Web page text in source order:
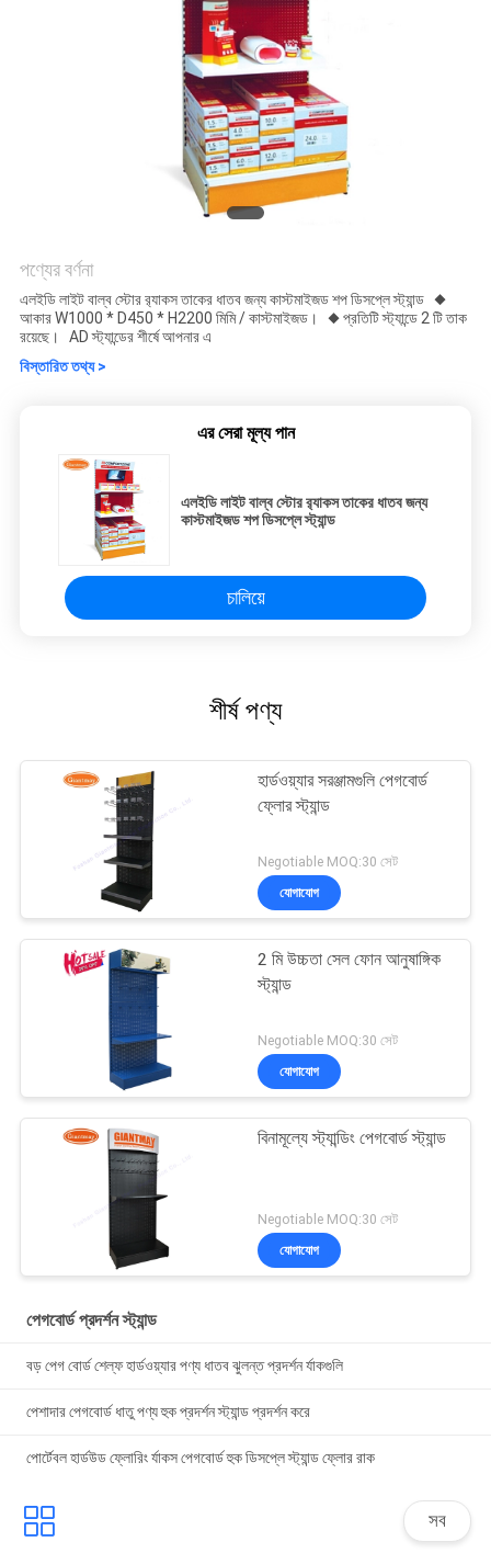
পণ্যের বর্ণনা
এলইডি লাইট বাল্ব স্টোর র‌্যাকস তাকের ধাতব জন্য কাস্টমাইজড শপ ডিসপ্লে স্ট্যান্ড ◆
আকার W1000 * D450 * H2200 মিমি / কাস্টমাইজড। ◆ প্রতিটি স্ট্যান্ডে 2 টি তাক
রয়েছে। AD স্ট্যান্ডের শীর্ষে আপনার এ
বিস্তারিত তথ্য >
এর সেরা মূল্য পান
এলইডি লাইট বাল্ব স্টোর র‌্যাকস তাকের ধাতব জন্য
কাস্টমাইজড শপ ডিসপ্লে স্ট্যান্ড
চালিয়ে
শীর্ষ পণ্য
হার্ডওয়্যার সরঞ্জামগুলি পেগবোর্ড
ফ্লোর স্ট্যান্ড
Negotiable MOQ:30 সেট
যোগাযোগ
2 মি উচ্চতা সেল ফোন আনুষাঙ্গিক
স্ট্যান্ড
Negotiable MOQ:30 সেট
যোগাযোগ
বিনামূল্যে স্ট্যান্ডিং পেগবোর্ড স্ট্যান্ড
Negotiable MOQ:30 সেট
যোগাযোগ
পেগবোর্ড প্রদর্শন স্ট্যান্ড
বড় পেগ বোর্ড শেল্ফ হার্ডওয়্যার পণ্য ধাতব ঝুলন্ত প্রদর্শন র্যাকগুলি
পেশাদার পেগবোর্ড ধাতু পণ্য হুক প্রদর্শন স্ট্যান্ড প্রদর্শন করে
পোর্টেবল হার্ডউড ফ্লোরিং র্যাকস পেগবোর্ড হুক ডিসপ্লে স্ট্যান্ড ফ্লোর রাক
সব